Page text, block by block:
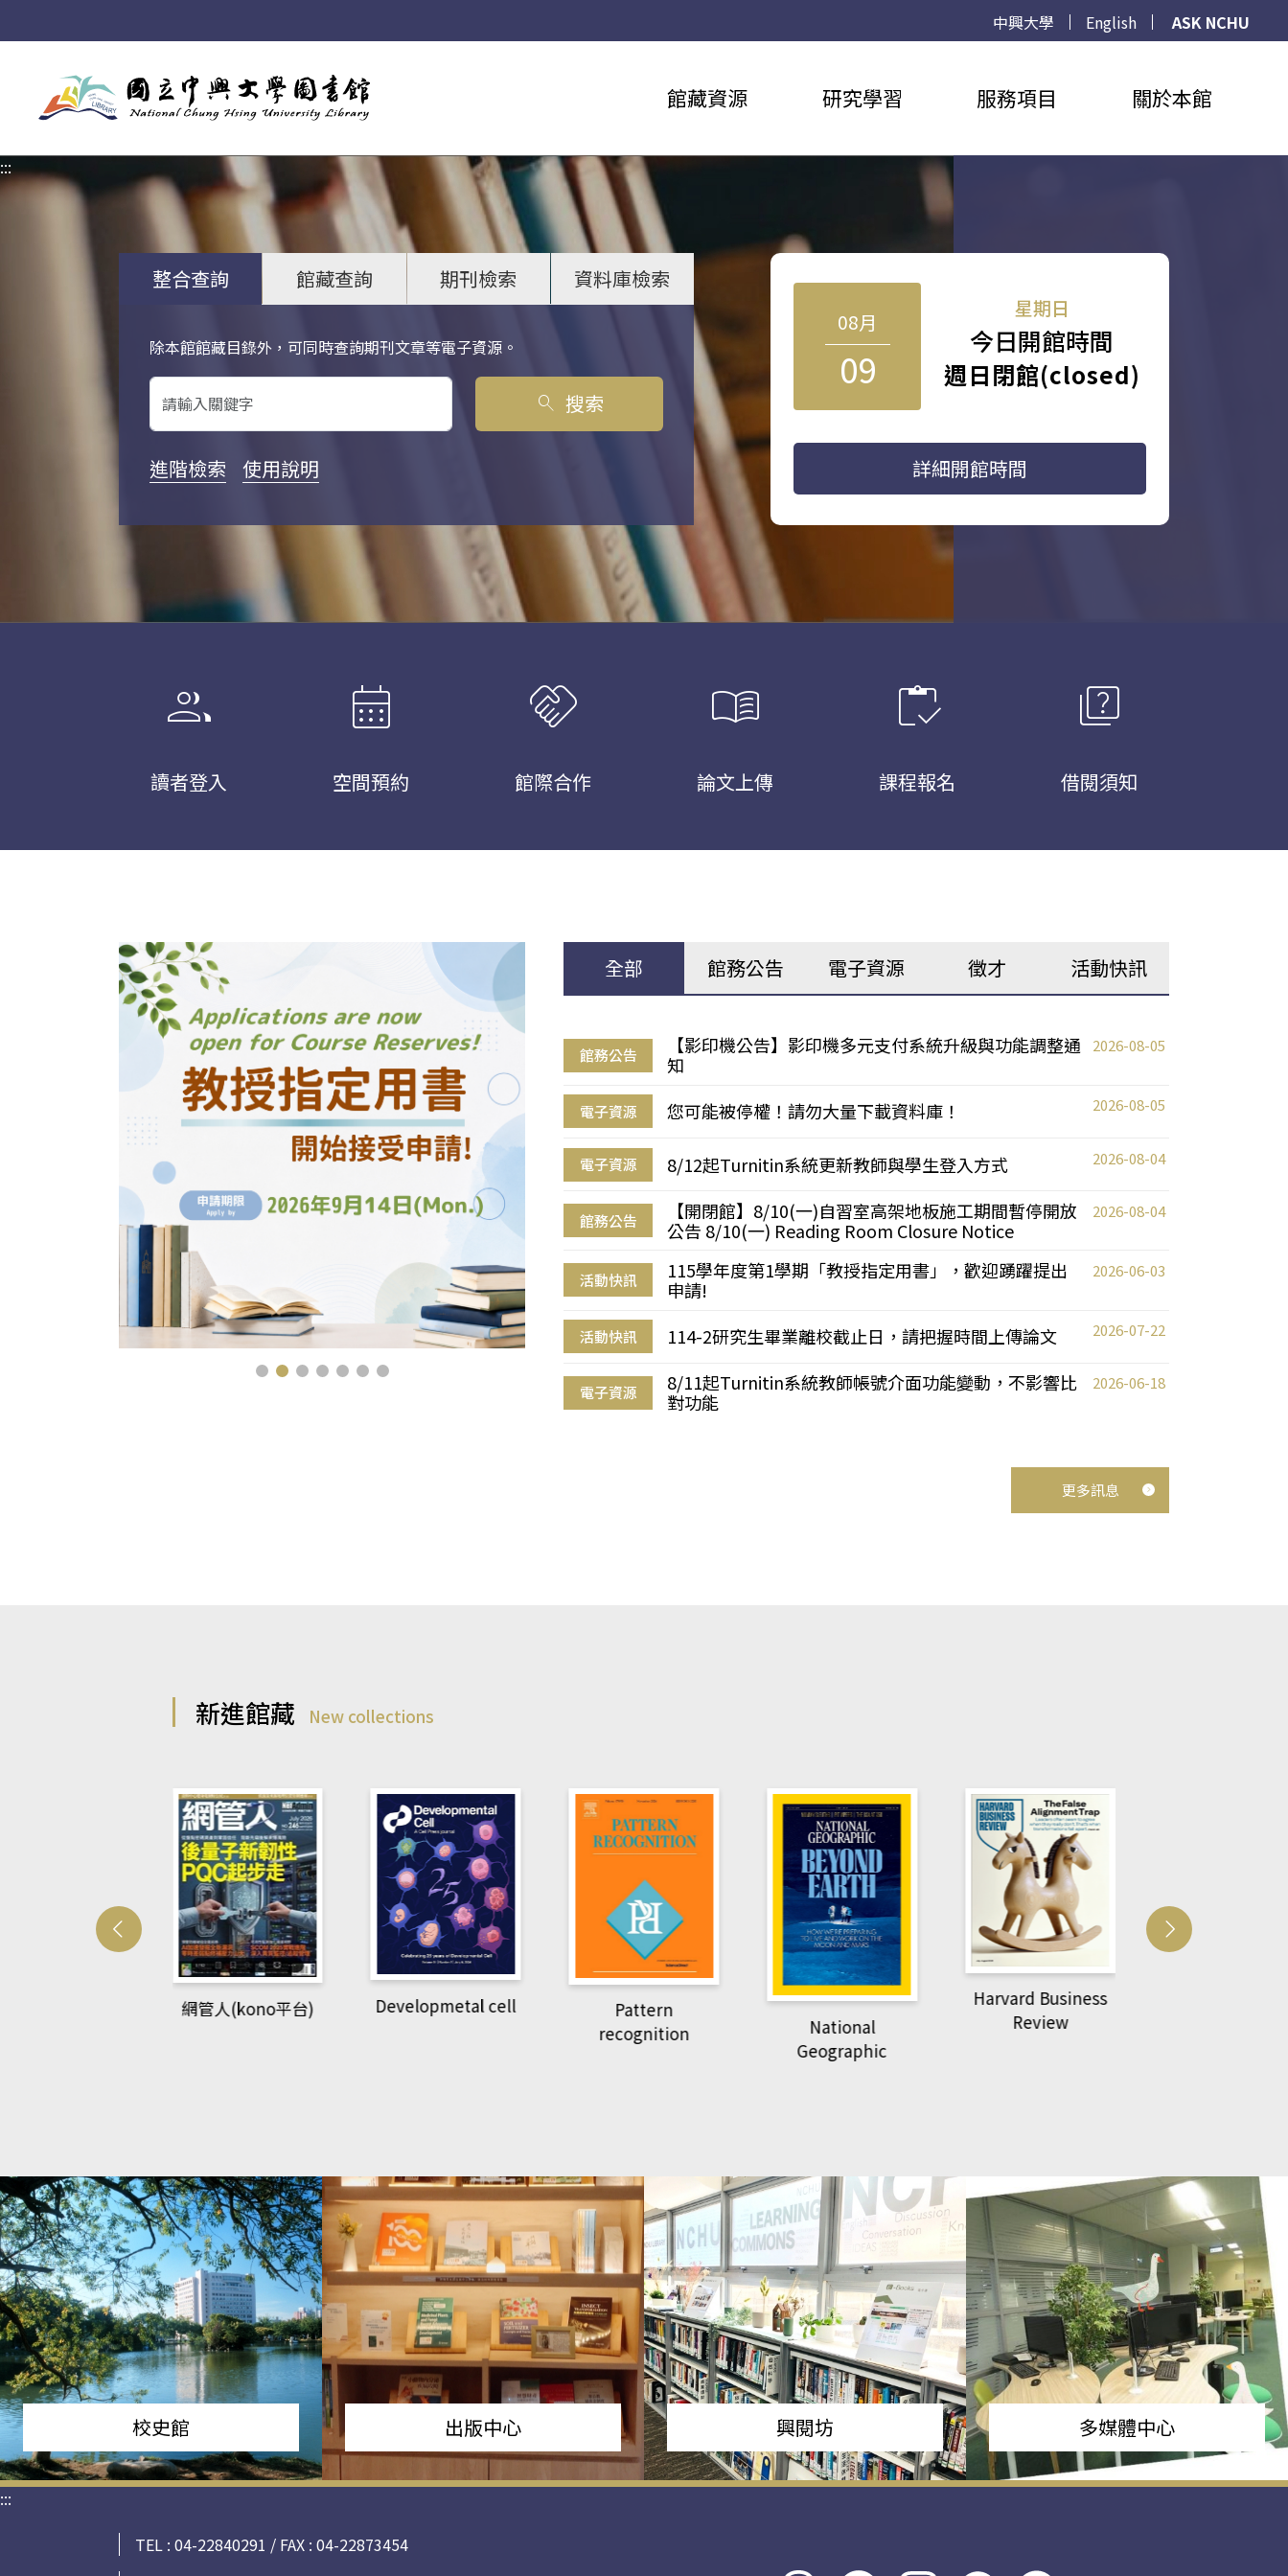
中興大學 English
ASK NCHU
館藏資源 研究學習 服務項目 關於本館
:::
整合查詢 館藏查詢 期刊檢索 資料庫檢索
除本館館藏目錄外，可同時查詢期刊文章等電子資源。
關鍵字搜尋
search 搜索
進階檢索 使用說明
08月
09
星期日
今日開館時間
週日閉館(closed)
詳細開館時間
group
讀者登入
calendar_month
空間預約
handshake
館際合作
menu_book
論文上傳
inventory
課程報名
quiz
借閱須知
全部 館務公告 電子資源 徵才 活動快訊
館務公告
【影印機公告】影印機多元支付系統升級與功能調整通
知
2026-08-05
電子資源 您可能被停權！請勿大量下載資料庫！ 2026-08-05
電子資源 8/12起Turnitin系統更新教師與學生登入方式 2026-08-04
館務公告
【開閉館】8/10(一)自習室高架地板施工期間暫停開放
公告 8/10(一) Reading Room Closure Notice
2026-08-04
活動快訊
115學年度第1學期「教授指定用書」，歡迎踴躍提出
申請!
2026-06-03
活動快訊 114-2研究生畢業離校截止日，請把握時間上傳論文 2026-07-22
電子資源
8/11起Turnitin系統教師帳號介面功能變動，不影響比
對功能
2026-06-18
更多訊息
新進館藏 New collections
Developmetal cell
Pattern
National
Geographic
Harvard Business
Review
萌動力一頁漫畫學生
校史館 出版中心 興閱坊 多媒體中心
:::
TEL : 04-22840291 / FAX : 04-22873454